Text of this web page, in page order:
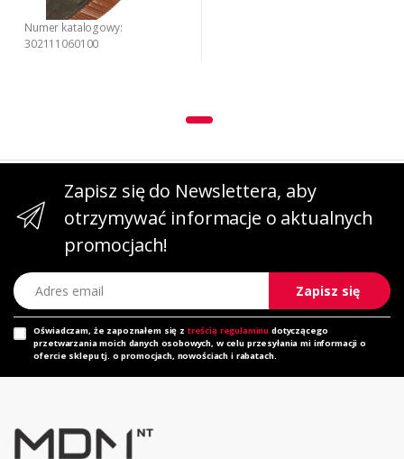
Numer katalogowy:
302111060100
Zapisz się do Newslettera, aby
otrzymywać informacje o aktualnych
promocjach!
Adres email
Zapisz się
Oświadczam, że zapoznałem się z treścią regulaminu dotyczącego
przetwarzania moich danych osobowych, w celu przesyłania mi informacji o
ofercie sklepu tj. o promocjach, nowościach i rabatach.